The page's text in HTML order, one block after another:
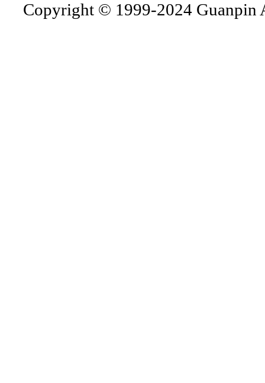
Copyright © 1999-2024 Guanpin